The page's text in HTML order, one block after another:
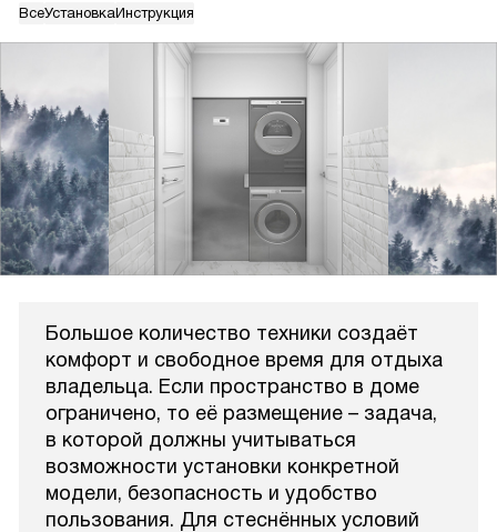
ВсеУстановкаИнструкция
Большое количество техники создаёт
комфорт и свободное время для отдыха
владельца. Если пространство в доме
ограничено, то её размещение – задача,
в которой должны учитываться
возможности установки конкретной
модели, безопасность и удобство
пользования. Для стеснённых условий